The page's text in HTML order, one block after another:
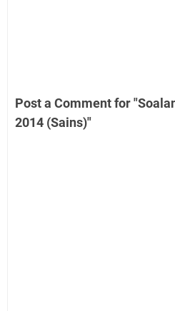
Post a Comment for
2014 (Sains)"